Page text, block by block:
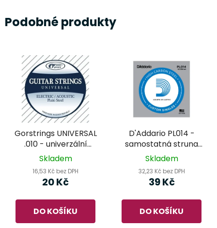
Podobné produkty
Gorstrings UNIVERSAL
.010 - univerzální
kusová struna
Skladem
16,53 Kč bez DPH
20 Kč
DO KOŠÍKU
D'Addario PL014 -
samostatná struna
pro kytaru
Skladem
32,23 Kč bez DPH
39 Kč
DO KOŠÍKU